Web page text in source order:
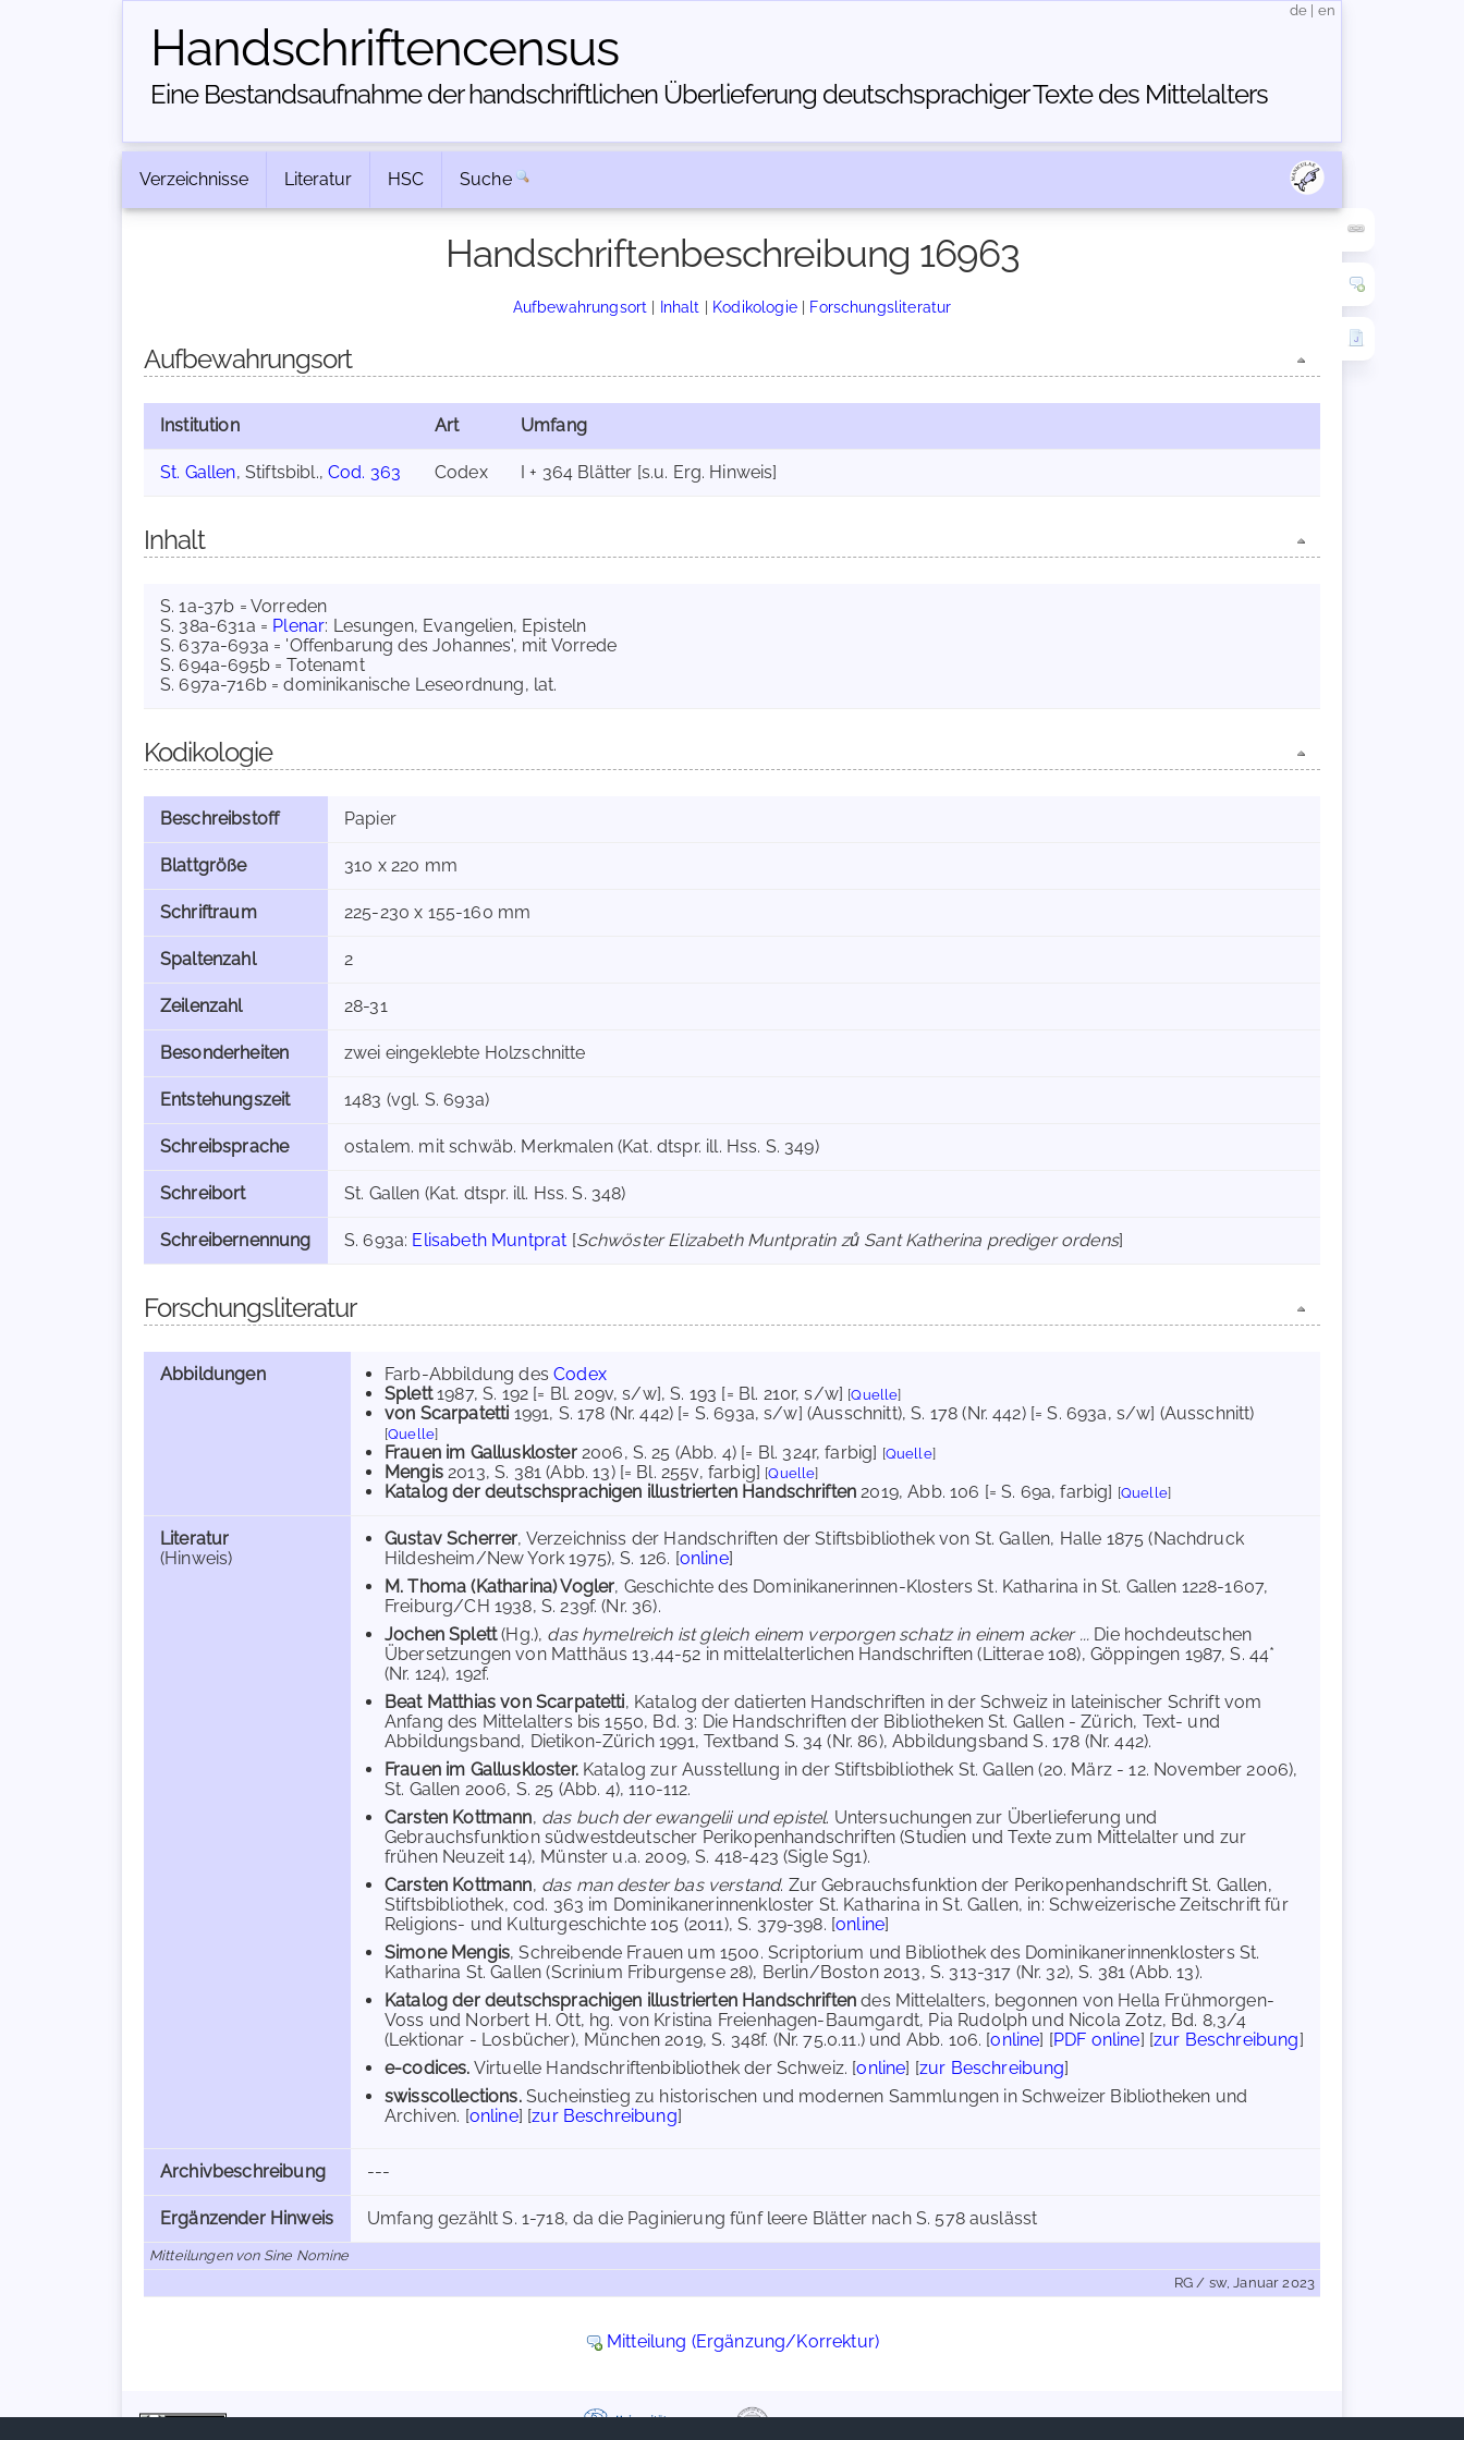
Handschriften­census
Eine Bestandsaufnahme der handschriftlichen Über­lieferung deutschsprachiger Texte des Mittelalters
de en
Verzeichnisse Literatur HSC Suche
Handschriftenbeschreibung 16963
Aufbewahrungsort | Inhalt | Kodikologie| Forschungsliteratur
Aufbewahrungsort
Institution Art Umfang
St. Gallen, Stiftsbibl.,Cod. 363 Codex I + 364 Blätter [s.u. Erg. Hinweis]
Inhalt
S. 1a-37b = Vorreden
S. 38a-631a = Plenar: Lesungen, Evangelien, Episteln
S. 637a-693a = 'Offenbarung des Johannes', mit Vorrede
S. 694a-695b = Totenamt
S. 697a-716b = dominikanische Leseordnung, lat.
Kodikologie
Beschreibstoff Papier
Blattgröße 310 x 220 mm
Schriftraum 225-230 x 155-160 mm
Spaltenzahl 2
Zeilenzahl 28-31
Besonderheiten zwei eingeklebte Holzschnitte
Entstehungszeit 1483 (vgl. S. 693a)
Schreibsprache ostalem. mit schwäb. Merkmalen (Kat. dtspr. ill. Hss. S. 349)
Schreibort St. Gallen (Kat. dtspr. ill. Hss. S. 348)
Schreibernennung S. 693a: Elisabeth Muntprat [Schwöster Elizabeth Muntpratin zů Sant Katherina prediger ordens]
Forschungsliteratur
Abbildungen Farb-Abbildung desCodex
Splett1987, S. 192 [= Bl. 209v, s/w], S. 193 [= Bl. 210r, s/w] [Quelle]
von Scarpatetti 1991, S. 178 (Nr. 442) [= S. 693a, s/w] (Ausschnitt), S. 178 (Nr. 442) [= S. 693a, s/w] (Ausschnitt)
[Quelle]
Frauen im Galluskloster2006, S. 25 (Abb. 4) [= Bl. 324r, farbig] [Quelle]
Mengis2013, S. 381 (Abb. 13) [= Bl. 255v, farbig] [Quelle]
Katalog der deutschsprachigen illustrierten Handschriften 2019, Abb. 106 [= S. 69a, farbig] [Quelle]
Literatur
(Hinweis)
Gustav Scherrer, Verzeichniss der Handschriften der Stiftsbibliothek von St. Gallen, Halle 1875 (Nachdruck
Hildesheim/New York 1975), S. 126. [online]
M. Thoma (Katharina) Vogler, Geschichte des Dominikanerinnen-Klosters St. Katharina in St. Gallen 1228-1607,
Freiburg/CH 1938, S. 239f. (Nr. 36).
Jochen Splett(Hg.), das hymelreich ist gleich einem verporgen schatz in einem acker ... Die hochdeutschen
Übersetzungen von Matthäus 13,44-52 in mittelalterlichen Handschriften (Litterae 108), Göppingen 1987, S. 44*
(Nr. 124), 192f.
Beat Matthias von Scarpatetti, Katalog der datierten Handschriften in der Schweiz in lateinischer Schrift vom
Anfang des Mittelalters bis 1550, Bd. 3: Die Handschriften der Bibliotheken St. Gallen - Zürich, Text- und
Abbildungsband, Dietikon-Zürich 1991, Textband S. 34 (Nr. 86), Abbildungsband S. 178 (Nr. 442).
Frauen im Galluskloster.Katalog zur Ausstellung in der Stiftsbibliothek St. Gallen (20. März - 12. November 2006),
St. Gallen 2006, S. 25 (Abb. 4), 110-112.
Carsten Kottmann, das buch der ewangelii und epistel. Untersuchungen zur Überlieferung und
Gebrauchsfunktion südwestdeutscher Perikopenhandschriften (Studien und Texte zum Mittelalter und zur
frühen Neuzeit 14), Münster u.a. 2009, S. 418-423 (Sigle Sg1).
Carsten Kottmann, das man dester bas verstand. Zur Gebrauchsfunktion der Perikopenhandschrift St. Gallen,
Stiftsbibliothek, cod. 363 im Dominikanerinnenkloster St. Katharina in St. Gallen, in: Schweizerische Zeitschrift für
Religions- und Kulturgeschichte 105 (2011), S. 379-398. [online]
Simone Mengis, Schreibende Frauen um 1500. Scriptorium und Bibliothek des Dominikanerinnenklosters St.
Katharina St. Gallen (Scrinium Friburgense 28), Berlin/Boston 2013, S. 313-317 (Nr. 32), S. 381 (Abb. 13).
Katalog der deutschsprachigen illustrierten Handschriftendes Mittelalters, begonnen von Hella Frühmorgen-
Voss und Norbert H. Ott, hg. von Kristina Freienhagen-Baumgardt, Pia Rudolph und Nicola Zotz, Bd. 8,3/4
(Lektionar - Losbücher), München 2019, S. 348f. (Nr. 75.0.11.) und Abb. 106. [online] [PDF online] [zur Beschreibung]
e-codices. Virtuelle Handschriftenbibliothek der Schweiz. [online] [zur Beschreibung]
swisscollections.Sucheinstieg zu historischen und modernen Sammlungen in Schweizer Bibliotheken und
Archiven. [online] [zur Beschreibung]
Archivbeschreibung ---
Ergänzender Hinweis Umfang gezählt S. 1-718, da die Paginierung fünf leere Blätter nach S. 578 auslässt
Mitteilungen von Sine Nomine
RG / sw, Januar 2023
Mitteilung (Ergänzung/Korrektur)